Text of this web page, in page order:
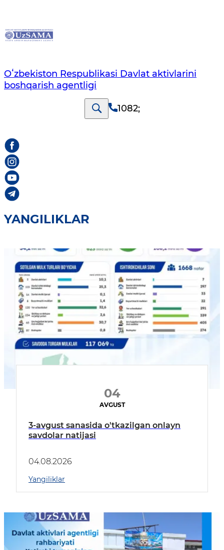
Oʻzbekiston Respublikasi Davlat aktivlarini
boshqarish agentligi
1082;
YANGILIKLAR
04
AVGUST
3-avgust sanasida o'tkazilgan onlayn
savdolar natijasi
04.08.2026
Yangiliklar